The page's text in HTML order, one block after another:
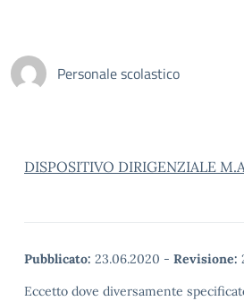
Personale scolastico
DISPOSITIVO DIRIGENZIALE
Pubblicato: 23.06.2020 - Revisione:
Eccetto dove diversamente